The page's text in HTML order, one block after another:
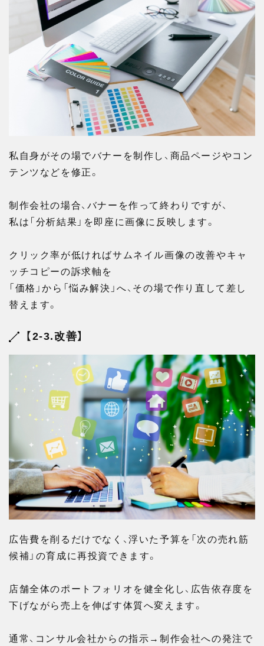
私自身がその場でバナーを制作し、商品ページやコン
テンツなどを修正。
制作会社の場合、バナーを作って終わりですが、
私は「分析結果」を即座に画像に反映します。
クリック率が低ければサムネイル画像の改善やキャ
ッチコピーの訴求軸を
「価格」から「悩み解決」へ、その場で作り直して差し
替えます。
【2-3.改善】
広告費を削るだけでなく、浮いた予算を「次の売れ筋
候補」の育成に再投資できます。
店舗全体のポートフォリオを健全化し、広告依存度を
下げながら売上を伸ばす体質へ変えます。
通常、コンサル会社からの指示→制作会社への発注で